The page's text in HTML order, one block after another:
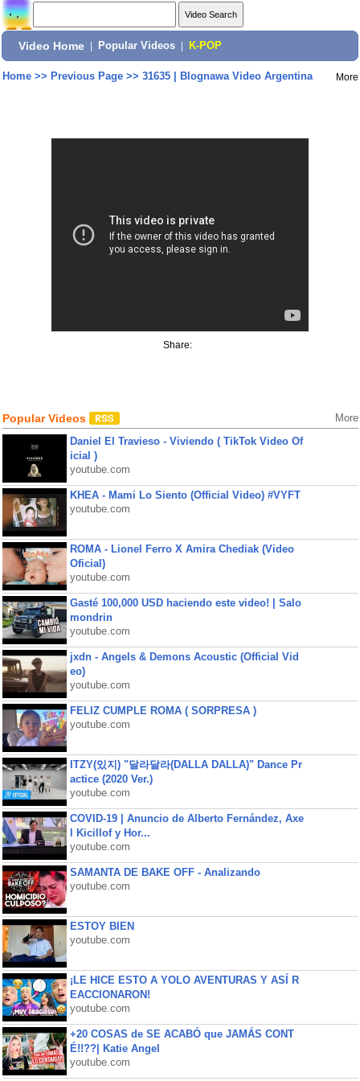
Video Home Popular Videos K-POP
Home>> Previous Page>> 31635 | Blognawa Video Argentina More
Share:
Popular Videos More
Daniel El Travieso - Viviendo ( TikTok Video Of
icial )
youtube.com
KHEA - Mami Lo Siento (Official Video) #VYFT
youtube.com
ROMA - Lionel Ferro X Amira Chediak (Video
Oficial)
youtube.com
Gasté 100,000 USD haciendo este video! | Salo
mondrin
youtube.com
jxdn - Angels & Demons Acoustic (Official Vid
eo)
youtube.com
FELIZ CUMPLE ROMA ( SORPRESA )
youtube.com
ITZY(있지) "달라달라(DALLA DALLA)" Dance Pr
actice (2020 Ver.)
youtube.com
COVID-19 | Anuncio de Alberto Fernández, Axe
l Kicillof y Hor...
youtube.com
SAMANTA DE BAKE OFF - Analizando
youtube.com
ESTOY BIEN
youtube.com
¡LE HICE ESTO A YOLO AVENTURAS Y ASÍ R
EACCIONARON!
youtube.com
+20 COSAS de SE ACABÓ que JAMÁS CONT
É!!??| Katie Angel
youtube.com